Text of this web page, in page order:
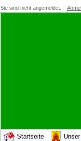
Sie sind nicht angemeldet.
Startseite